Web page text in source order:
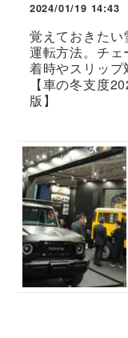
2024/01/19 14:43
覚えておきたい
運転方法。チェ
着時やスリップ
【車の冬支度
版】